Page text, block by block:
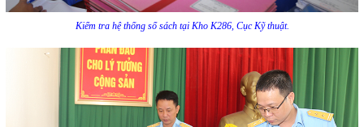
Kiểm tra hệ thống sổ sách tại Kho K286, Cục Kỹ thuật.